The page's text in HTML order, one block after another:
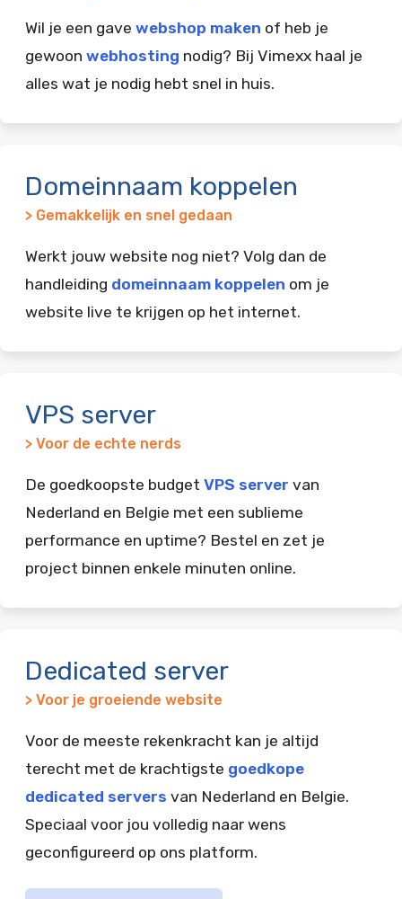
Wil je een gave webshop maken of heb je
gewoon webhosting nodig? Bij Vimexx haal je
alles wat je nodig hebt snel in huis.
Domeinnaam koppelen
> Gemakkelijk en snel gedaan
Werkt jouw website nog niet? Volg dan de
handleiding domeinnaam koppelen om je
website live te krijgen op het internet.
VPS server
> Voor de echte nerds
De goedkoopste budget VPS server van
Nederland en Belgie met een sublieme
performance en uptime? Bestel en zet je
project binnen enkele minuten online.
Dedicated server
> Voor je groeiende website
Voor de meeste rekenkracht kan je altijd
terecht met de krachtigste goedkope
dedicated servers van Nederland en Belgie.
Speciaal voor jou volledig naar wens
geconfigureerd op ons platform.